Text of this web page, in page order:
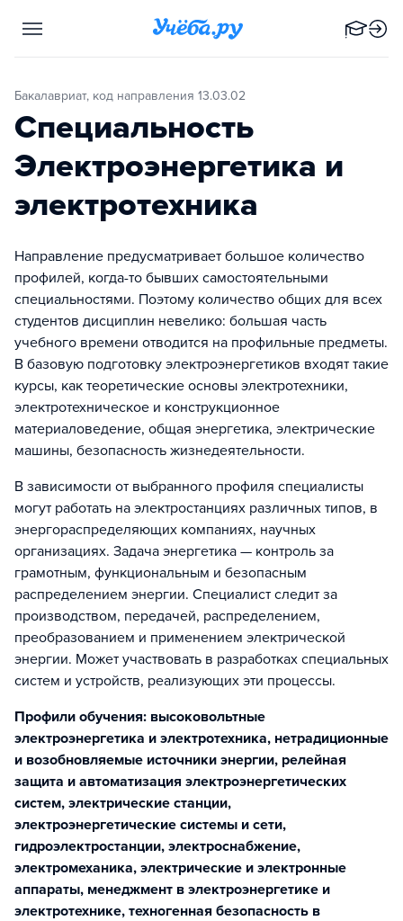
Бакалавриат, код направления 13.03.02
Специальность
Электроэнергетика и
электротехника
Направление предусматривает большое количество
профилей, когда-то бывших самостоятельными
специальностями. Поэтому количество общих для всех
студентов дисциплин невелико: большая часть
учебного времени отводится на профильные предметы.
В базовую подготовку электроэнергетиков входят такие
курсы, как теоретические основы электротехники,
электротехническое и конструкционное
материаловедение, общая энергетика, электрические
машины, безопасность жизнедеятельности.
В зависимости от выбранного профиля специалисты
могут работать на электростанциях различных типов, в
энергораспределяющих компаниях, научных
организациях. Задача энергетика — контроль за
грамотным, функциональным и безопасным
распределением энергии. Специалист следит за
производством, передачей, распределением,
преобразованием и применением электрической
энергии. Может участвовать в разработках специальных
систем и устройств, реализующих эти процессы.
Профили обучения: высоковольтные
электроэнергетика и электротехника, нетрадиционные
и возобновляемые источники энергии, релейная
защита и автоматизация электроэнергетических
систем, электрические станции,
электроэнергетические системы и сети,
гидроэлектростанции, электроснабжение,
электромеханика, электрические и электронные
аппараты, менеджмент в электроэнергетике и
электротехнике, техногенная безопасность в